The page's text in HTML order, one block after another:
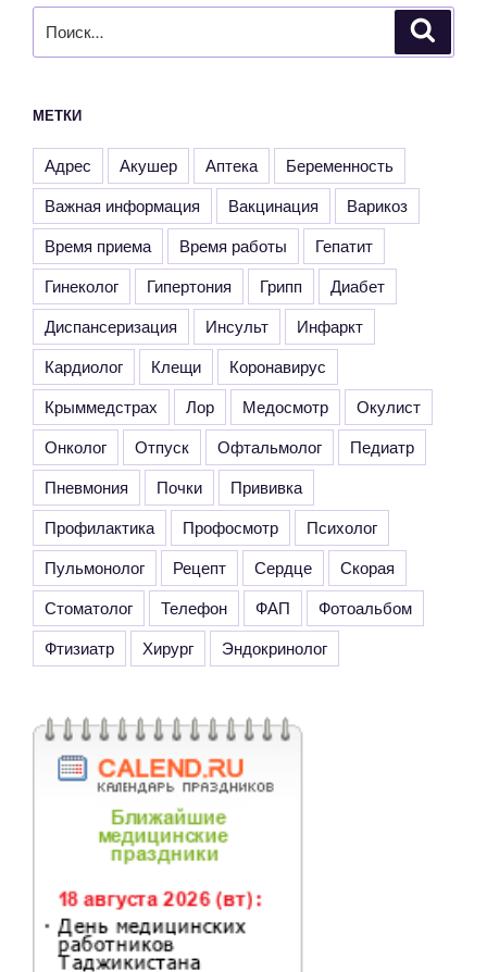
МЕТКИ
Адрес Акушер Аптека
Беременность
Важная информация
Вакцинация
Варикоз
Время приема
Время работы
Гепатит
Гинеколог
Гипертония Грипп
Диабет
Диспансеризация
Инсульт
Инфаркт
Кардиолог
Клещи
Коронавирус
Крыммедстрах
Лор Медосмотр
Окулист
Онколог
Отпуск Офтальмолог
Педиатр
Пневмония
Почки
Прививка
Профилактика
Профосмотр
Психолог
Пульмонолог
Рецепт Сердце
Скорая
Стоматолог
Телефон ФАП
Фотоальбом
Фтизиатр
Хирург Эндокринолог